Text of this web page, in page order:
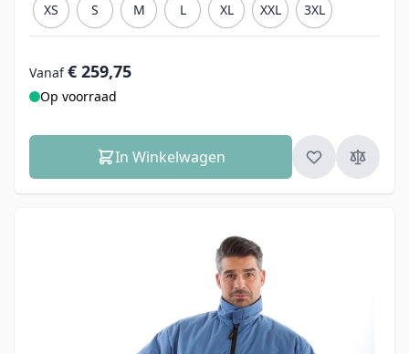
XS S M L XL XXL 3XL
Vanaf € 259,75
Op voorraad
In Winkelwagen